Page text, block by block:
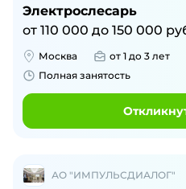
Электрослесарь
от 110 000 до 150 000
Москва от 1 до 3 лет
Полная занятость
АО "ИМПУЛЬСДИАЛОГ"